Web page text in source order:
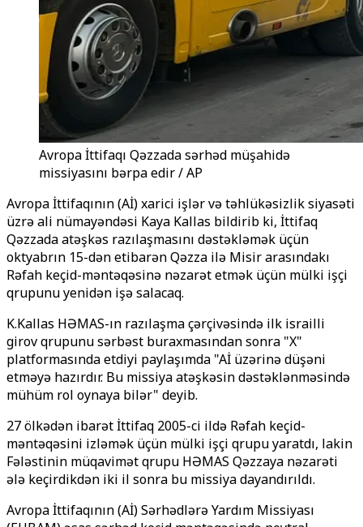
Avropa İttifaqı Qəzzada sərhəd müşahidə
missiyasını bərpa edir / AP
Avropa İttifaqının (Aİ) xarici işlər və təhlükəsizlik siyasəti
üzrə ali nümayəndəsi Kaya Kallas bildirib ki, İttifaq
Qəzzada atəşkəs razılaşmasını dəstəkləmək üçün
oktyabrın 15-dən etibarən Qəzza ilə Misir arasındakı
Rəfah keçid-məntəqəsinə nəzarət etmək üçün mülki işçi
qrupunu yenidən işə salacaq.
K.Kallas HƏMAS-ın razılaşma çərçivəsində ilk israilli
girov qrupunu sərbəst buraxmasından sonra "X"
platformasında etdiyi paylaşımda "Aİ üzərinə düşəni
etməyə hazırdır. Bu missiya atəşkəsin dəstəklənməsində
mühüm rol oynaya bilər" deyib.
27 ölkədən ibarət İttifaq 2005-ci ildə Rəfah keçid-
məntəqəsini izləmək üçün mülki işçi qrupu yaratdı, lakin
Fələstinin müqavimət qrupu HƏMAS Qəzzaya nəzarəti
ələ keçirdikdən iki il sonra bu missiya dayandırıldı.
Avropa İttifaqının (Aİ) Sərhədlərə Yardım Missiyası